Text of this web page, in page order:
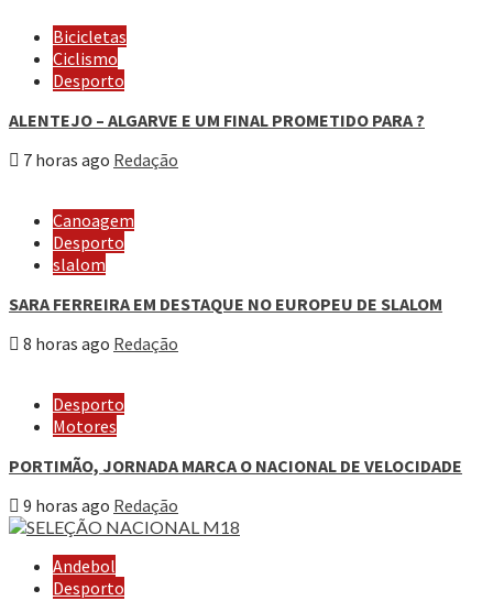
Bicicletas
Ciclismo
Desporto
ALENTEJO – ALGARVE E UM FINAL PROMETIDO PARA ?
7 horas ago Redação
Canoagem
Desporto
slalom
SARA FERREIRA EM DESTAQUE NO EUROPEU DE SLALOM
8 horas ago Redação
Desporto
Motores
PORTIMÃO, JORNADA MARCA O NACIONAL DE VELOCIDADE
9 horas ago Redação
Andebol
Desporto